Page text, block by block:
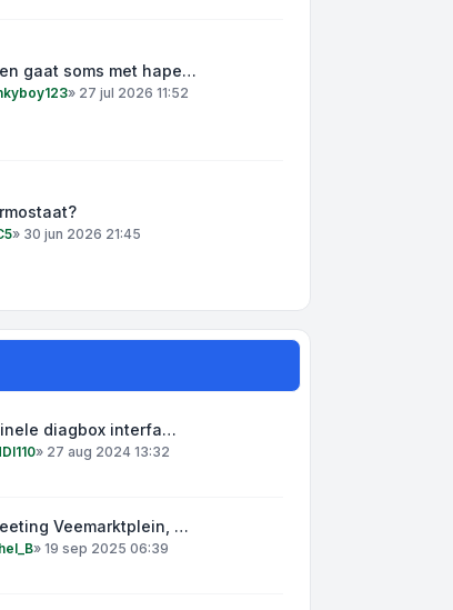
gaat soms met hape…
» 27 jul 2026 11:52
» 30 jun 2026 21:45
diagbox interfa…
» 27 aug 2024 13:32
Veemarktplein, …
» 19 sep 2025 06:39